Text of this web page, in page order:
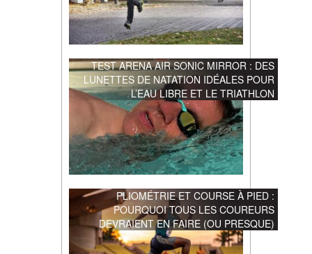
TEST ARENA AIR SONIC MIRROR : DES
LUNETTES DE NATATION IDÉALES POUR
L’EAU LIBRE ET LE TRIATHLON
PLIOMÉTRIE ET COURSE À PIED :
POURQUOI TOUS LES COUREURS
DEVRAIENT EN FAIRE (OU PRESQUE)